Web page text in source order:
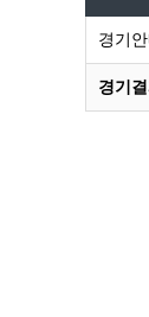
경기
경기